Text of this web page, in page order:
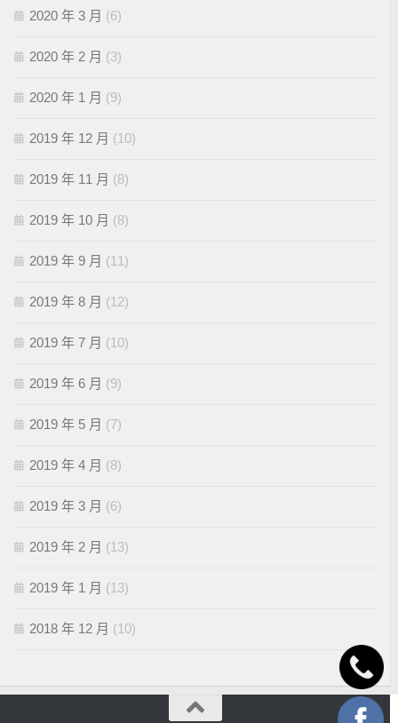
2020 年 3 月 (6)
2020 年 2 月 (3)
2020 年 1 月 (9)
2019 年 12 月 (10)
2019 年 11 月 (8)
2019 年 10 月 (8)
2019 年 9 月 (11)
2019 年 8 月 (12)
2019 年 7 月 (10)
2019 年 6 月 (9)
2019 年 5 月 (7)
2019 年 4 月 (8)
2019 年 3 月 (6)
2019 年 2 月 (13)
2019 年 1 月 (13)
2018 年 12 月 (10)